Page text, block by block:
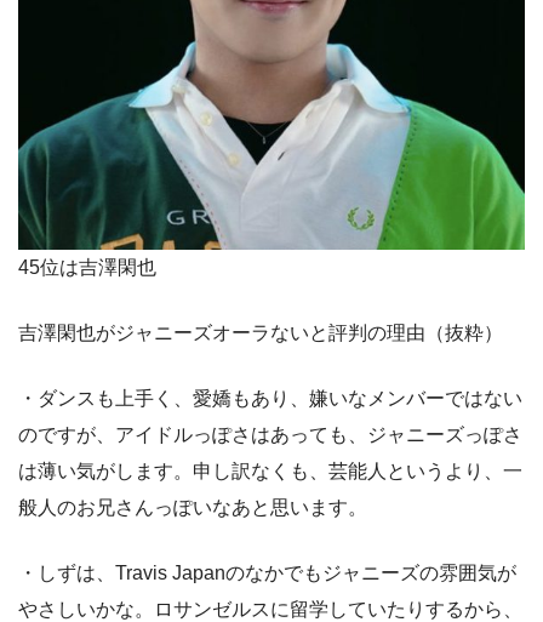
45位は吉澤閑也
吉澤閑也がジャニーズオーラないと評判の理由（抜粋）
・ダンスも上手く、愛嬌もあり、嫌いなメンバーではない
のですが、アイドルっぽさはあっても、ジャニーズっぽさ
は薄い気がします。申し訳なくも、芸能人というより、一
般人のお兄さんっぽいなあと思います。
・しずは、Travis Japanのなかでもジャニーズの雰囲気が
やさしいかな。ロサンゼルスに留学していたりするから、